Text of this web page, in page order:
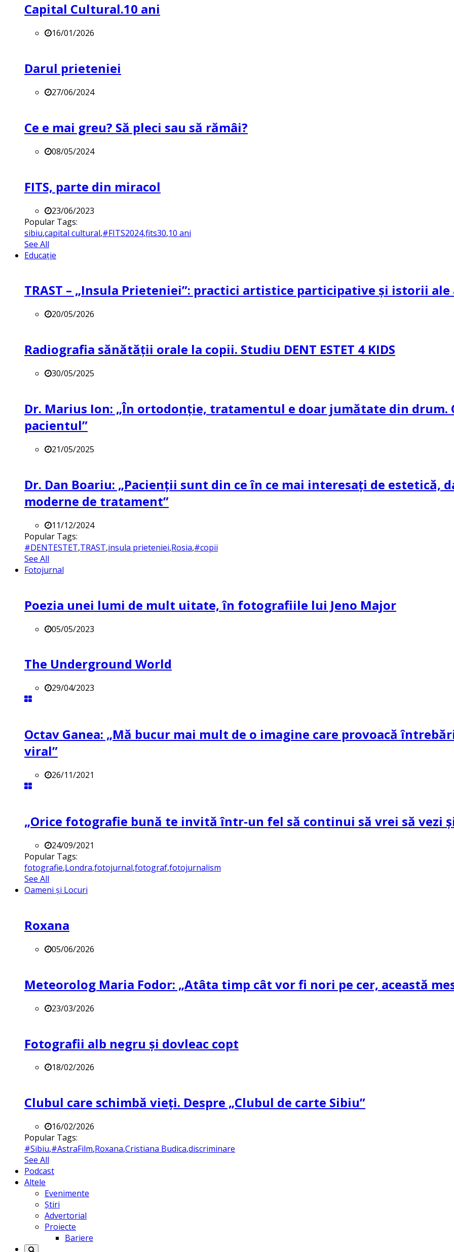
Capital Cultural.10 ani
16/01/2026
Darul prieteniei
27/06/2024
Ce e mai greu? Să pleci sau să rămâi?
08/05/2024
FITS, parte din miracol
23/06/2023
Popular Tags:
sibiu,capital cultural,#FITS2024,fits30,10 ani
See All
Educație
TRAST – „Insula Prieteniei”: practici artistice participative și istorii
20/05/2026
Radiografia sănătății orale la copii. Studiu DENT ESTET 4 KIDS
30/05/2025
Dr. Marius Ion: „În ortodonție, tratamentul e doar jumătate din drum.
pacientul”
21/05/2025
Dr. Dan Boariu: „Pacienții sunt din ce în ce mai interesați de estetică,
moderne de tratament”
11/12/2024
Popular Tags:
#DENTESTET,TRAST,insula prieteniei,Rosia,#copii
See All
Fotojurnal
Poezia unei lumi de mult uitate, în fotografiile lui Jeno Major
05/05/2023
The Underground World
29/04/2023
Octav Ganea: „Mă bucur mai mult de o imagine care provoacă
viral”
26/11/2021
„Orice fotografie bună te invită într-un fel să continui să vrei să vezi
24/09/2021
Popular Tags:
fotografie,Londra,fotojurnal,fotograf,fotojurnalism
See All
Oameni și Locuri
Roxana
05/06/2026
Meteorolog Maria Fodor: „Atâta timp cât vor fi nori pe cer, această
23/03/2026
Fotografii alb negru și dovleac copt
18/02/2026
Clubul care schimbă vieți. Despre „Clubul de carte Sibiu”
16/02/2026
Popular Tags:
#Sibiu,#AstraFilm,Roxana,Cristiana Budica,discriminare
See All
Podcast
Altele
Evenimente
Știri
Advertorial
Proiecte
Bariere